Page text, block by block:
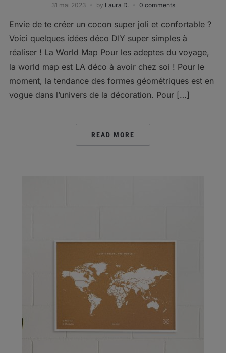
31 mai 2023 by Laura D. 0 comments
Envie de te créer un cocon super joli et confortable ?
Voici quelques idées déco DIY super simples à
réaliser ! La World Map Pour les adeptes du voyage,
la world map est LA déco à avoir chez soi ! Pour le
moment, la tendance des formes géométriques est en
vogue dans l’univers de la décoration. Pour […]
READ MORE